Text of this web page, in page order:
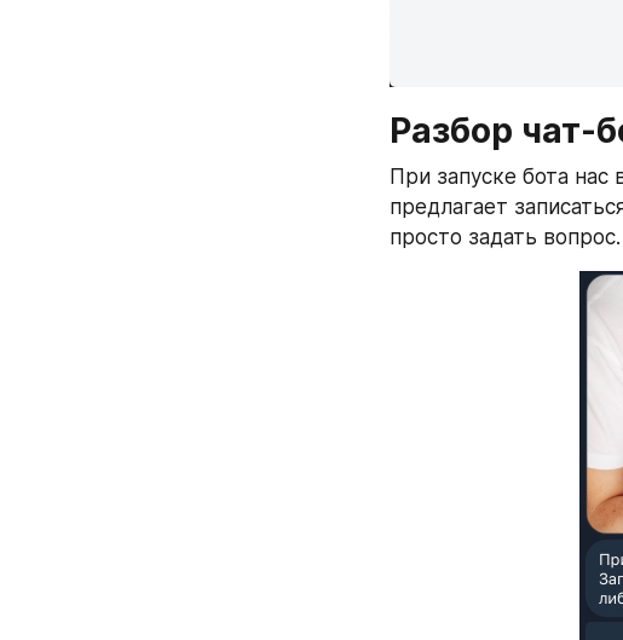
Разбор чат-
При запуске бота нас
предлагает
просто задать вопрос.